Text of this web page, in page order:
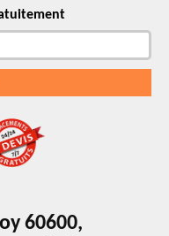
60600,